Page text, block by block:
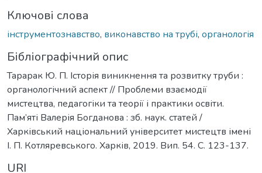
Ключові слова
інструментознавство, виконавство на трубі, органологія
Бібліографічний опис
Тарарак Ю. П. Історія виникнення та розвитку труби :
органологічний аспект // Проблеми взаємодії
мистецтва, педагогіки та теорії і практики освіти.
Пам’яті Валерія Богданова : зб. наук. статей /
Харківський національний університет мистецтв імені
І. П. Котляревського. Харків, 2019. Вип. 54. С. 123-137.
URI